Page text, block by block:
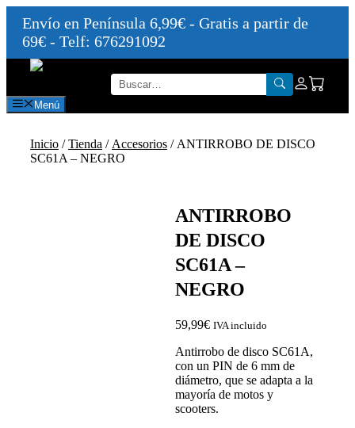
Envío en Península 6,99€ - Gratis a partir de
69€ - Telf: 676291092
Saltar
contenido
Menú
Inicio /Tienda / Accesorios / ANTIRROBO DE DISCO
SC61A – NEGRO
ANTIRROBO
DE DISCO
SC61A –
NEGRO
59,99€ IVA incluido
Antirrobo de disco SC61A,
con un PIN de 6 mm de
diámetro, que se adapta a la
mayoría de motos y
scooters.